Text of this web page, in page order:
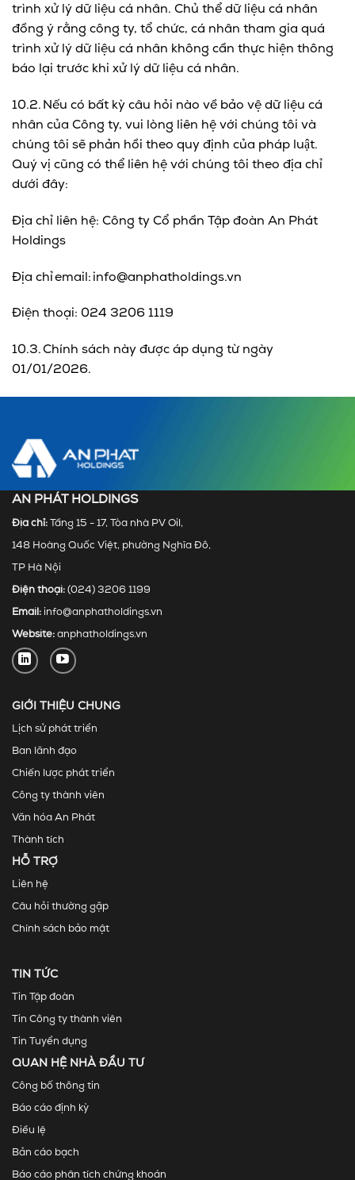
trình xử lý dữ liệu cá nhân. Chủ thể dữ liệu cá nhân
đồng ý rằng công ty, tổ chức, cá nhân tham gia quá
trình xử lý dữ liệu cá nhân không cần thực hiện thông
báo lại trước khi xử lý dữ liệu cá nhân.
10.2. Nếu có bất kỳ câu hỏi nào về bảo vệ dữ liệu cá
nhân của Công ty, vui lòng liên hệ với chúng tôi và
chúng tôi sẽ phản hồi theo quy định của pháp luật.
Quý vị cũng có thể liên hệ với chúng tôi theo địa chỉ
dưới đây:
Địa chỉ liên hệ: Công ty Cổ phần Tập đoàn An Phát
Holdings
Địa chỉ email: info@anphatholdings.vn
Điện thoại: 024 3206 1119
10.3. Chính sách này được áp dụng từ ngày
01/01/2026.
AN PHÁT HOLDINGS
Địa chỉ: Tầng 15 - 17, Tòa nhà PV Oil,
148 Hoàng Quốc Việt, phường Nghĩa Đô,
TP Hà Nội
Điện thoại: (024) 3206 1199
Email: info@anphatholdings.vn
Website: anphatholdings.vn
GIỚI THIỆU CHUNG
Lịch sử phát triển
Ban lãnh đạo
Chiến lược phát triển
Công ty thành viên
Văn hóa An Phát
Thành tích
HỖ TRỢ
Liên hệ
Câu hỏi thường gặp
Chính sách bảo mật
TIN TỨC
Tin Tập đoàn
Tin Công ty thành viên
Tin Tuyển dụng
QUAN HỆ NHÀ ĐẦU TƯ
Công bố thông tin
Báo cáo định kỳ
Điều lệ
Bản cáo bạch
Báo cáo phân tích chứng khoán